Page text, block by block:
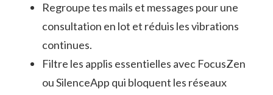
Regroupe tes mails et messages pour une
consultation en lot et réduis les vibrations
continues.
Filtre les applis essentielles avec FocusZen
ou SilenceApp qui bloquent les réseaux